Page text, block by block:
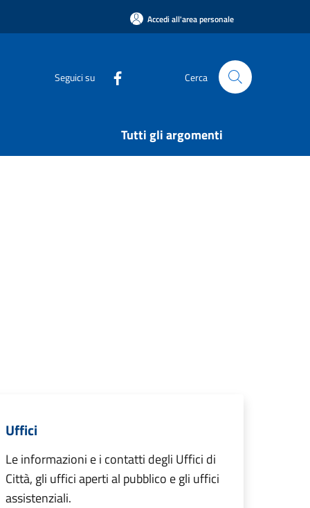
Accedi all'area personale
Seguici su Cerca
Tutti gli argomenti
Uffici
Le informazioni e i contatti degli Uffici di
Città, gli uffici aperti al pubblico e gli uffici
assistenziali.